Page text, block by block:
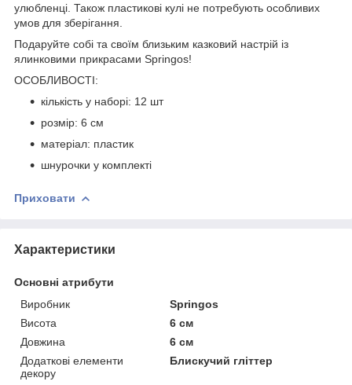
улюбленці. Також пластикові кулі не потребують особливих
умов для зберігання.
Подаруйте собі та своїм близьким казковий настрій із
ялинковими прикрасами Springos!
ОСОБЛИВОСТІ:
кількість у наборі: 12 шт
розмір: 6 см
матеріал: пластик
шнурочки у комплекті
Приховати
Характеристики
Основні атрибути
Виробник
Springos
Висота
6 см
Довжина
6 см
Додаткові елементи
декору
Блискучий гліттер